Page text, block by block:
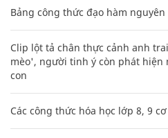
Bảng công thức đạo hàm
Clip lột tả chân thực cảnh anh
mèo', người tinh ý còn phát hiện
con
Các công thức hóa học lớp 8, 9